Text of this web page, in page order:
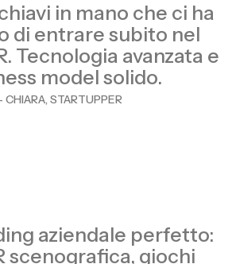
in mano che ci ha
di entrare subito nel
Tecnologia avanzata e
model solido.
CHIARA, STARTUPPER
aziendale perfetto:
scenografica, giochi